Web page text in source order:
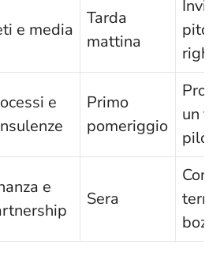
e media
Tarda
mattina
Invia
righe
e
Primo
pomeriggio
un
e
Sera